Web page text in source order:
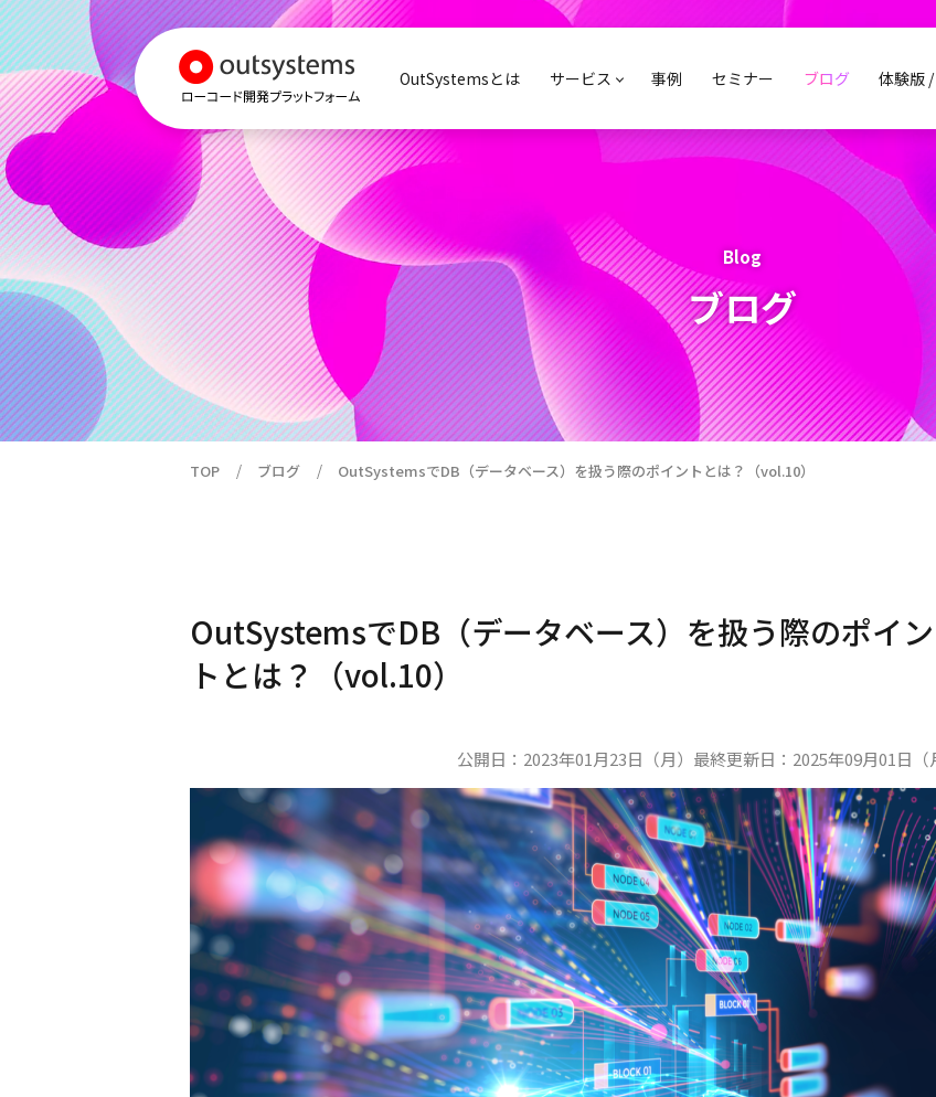
OutSystemsとは サービス 事例 セミナー ブログ 体験版
Blog
ブログ
TOP ブログ OutSystemsでDB（データベース）を扱う際のポイントとは？（vol.10）
OutSystemsでDB（データベース）を扱う際のポイン
トとは？（vol.10）
公開日： 2023年01月23日（月） 最終更新日： 2025年09月01日（